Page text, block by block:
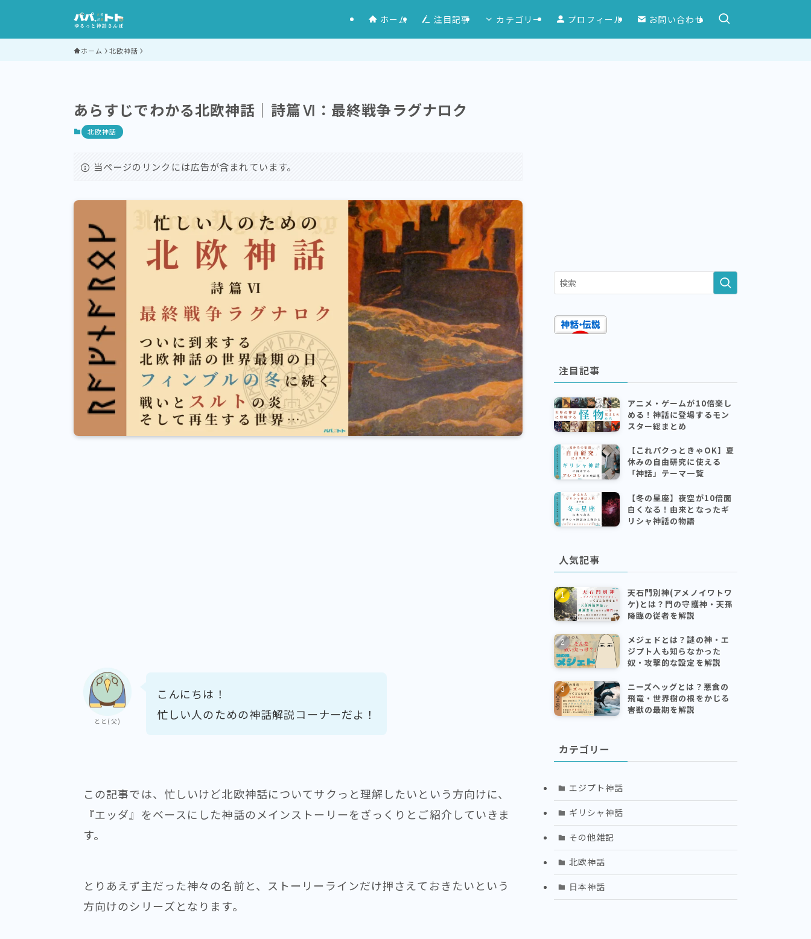
ホーム 注目記事 カテゴリー プロフィール お問い合わせ
ホーム 北欧神話
あらすじでわかる北欧神話｜詩篇Ⅵ：最終戦争ラグナロク
北欧神話
当ページのリンクには広告が含まれています。
とと(父)
こんにちは！
忙しい人のための神話解説コーナーだよ！
この記事では、忙しいけど北欧神話についてサクっと理解したいという方向けに、
『エッダ』をベースにした神話のメインストーリーをざっくりとご紹介していきま
す。
とりあえず主だった神々の名前と、ストーリーラインだけ押さえておきたいという
方向けのシリーズとなります。
注目記事
アニメ・ゲームが10倍楽し
める！神話に登場するモン
スター総まとめ
【これパクっときゃOK】夏
休みの自由研究に使える
「神話」テーマ一覧
【冬の星座】夜空が10倍面
白くなる！由来となったギ
リシャ神話の物語
人気記事
天石門別神(アメノイワトワ
ケ)とは？門の守護神・天孫
降臨の従者を解説
メジェドとは？謎の神・エ
ジプト人も知らなかった
奴・攻撃的な設定を解説
ニーズヘッグとは？悪食の
飛竜・世界樹の根をかじる
害獣の最期を解説
カテゴリー
エジプト神話
ギリシャ神話
その他雑記
北欧神話
日本神話